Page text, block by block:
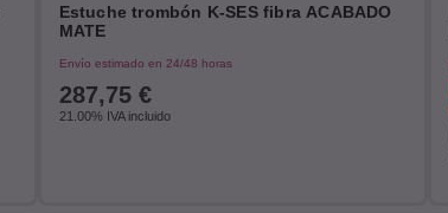
Estuche trombón K-SES fibra ACABADO
MATE
Envío estimado en 24/48 horas
287,75 €
21.00% IVA incluido